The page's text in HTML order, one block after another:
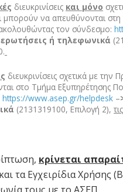
διευκρινίσεις και μόνο
μπορούν να απευθύνονται
τον σύνδεσμο:
ή τηλεφωνικά
διευκρινίσεις σχετικά με
στο Τμήμα Εξυπηρέτησης
https://www.asep.gr/helpdesk –
(2131319100, Επιλογή 2),
κρίνεται
τα Εγχειρίδια Χρήσης